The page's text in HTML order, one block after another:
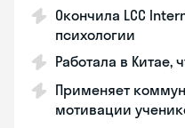
Окончила LCC
психологии
Работала в Китае,
Применяет
мотивации